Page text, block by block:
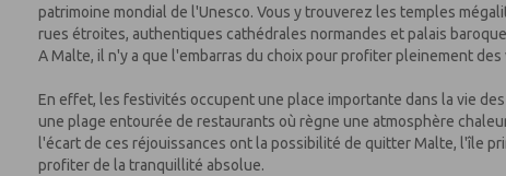
patrimoine mondial de l'Unesco. Vous y trouverez les temples
rues étroites, authentiques cathédrales normandes et palais
A Malte, il n'y a que l'embarras du choix pour profiter pleinement des
En effet, les festivités occupent une place importante dans la vie
une plage entourée de restaurants où règne une atmosphère
l'écart de ces réjouissances ont la possibilité de quitter Malte, l'île
profiter de la tranquillité absolue.